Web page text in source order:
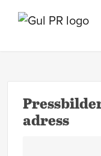
adress